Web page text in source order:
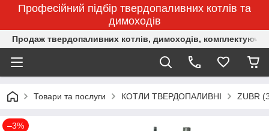
Професійний підбір твердопаливних котлів та
димоходів
Продаж твердопаливних котлів, димоходів,
Товари та послуги КОТЛИ ТВЕРДОПАЛИВНІ ZUBR
–3%